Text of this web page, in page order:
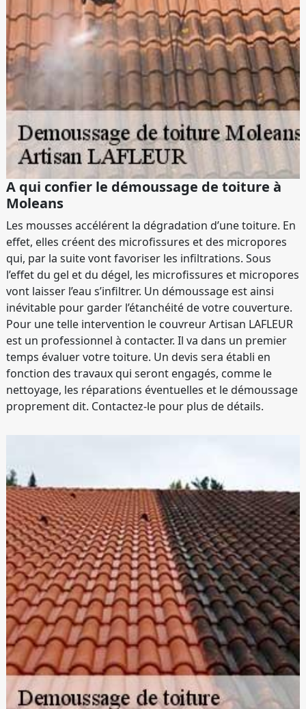
A qui confier le démoussage de toiture à
Moleans
Les mousses accélérent la dégradation d’une toiture. En
effet, elles créent des microfissures et des micropores
qui, par la suite vont favoriser les infiltrations. Sous
l’effet du gel et du dégel, les microfissures et micropores
vont laisser l’eau s’infiltrer. Un démoussage est ainsi
inévitable pour garder l’étanchéité de votre couverture.
Pour une telle intervention le couvreur Artisan LAFLEUR
est un professionnel à contacter. Il va dans un premier
temps évaluer votre toiture. Un devis sera établi en
fonction des travaux qui seront engagés, comme le
nettoyage, les réparations éventuelles et le démoussage
proprement dit. Contactez-le pour plus de détails.